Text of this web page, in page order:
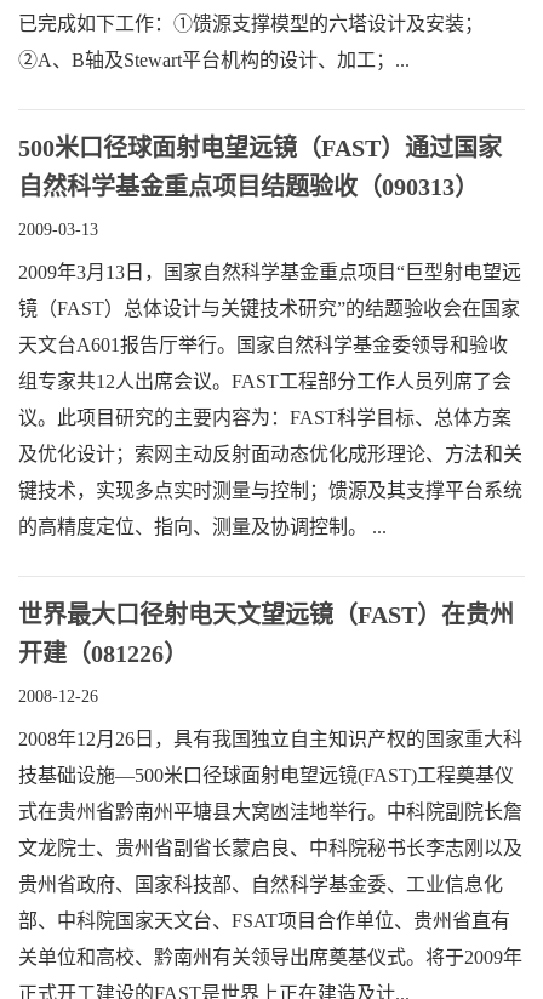
已完成如下工作：①馈源支撑模型的六塔设计及安装；
②A、B轴及Stewart平台机构的设计、加工；...
500米口径球面射电望远镜（FAST）通过国家
自然科学基金重点项目结题验收（090313）
2009-03-13
2009年3月13日，国家自然科学基金重点项目“巨型射电望远
镜（FAST）总体设计与关键技术研究”的结题验收会在国家
天文台A601报告厅举行。国家自然科学基金委领导和验收
组专家共12人出席会议。FAST工程部分工作人员列席了会
议。此项目研究的主要内容为：FAST科学目标、总体方案
及优化设计；索网主动反射面动态优化成形理论、方法和关
键技术，实现多点实时测量与控制；馈源及其支撑平台系统
的高精度定位、指向、测量及协调控制。 ...
世界最大口径射电天文望远镜（FAST）在贵州
开建（081226）
2008-12-26
2008年12月26日，具有我国独立自主知识产权的国家重大科
技基础设施—500米口径球面射电望远镜(FAST)工程奠基仪
式在贵州省黔南州平塘县大窝凼洼地举行。中科院副院长詹
文龙院士、贵州省副省长蒙启良、中科院秘书长李志刚以及
贵州省政府、国家科技部、自然科学基金委、工业信息化
部、中科院国家天文台、FSAT项目合作单位、贵州省直有
关单位和高校、黔南州有关领导出席奠基仪式。将于2009年
正式开工建设的FAST是世界上正在建造及计...